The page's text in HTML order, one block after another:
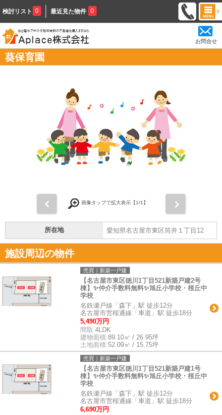
検討リスト 0 最近見た物件 0
お問合せ
葵保育園
画像タップで拡大表示【1/1】
所在地 愛知県名古屋市東区筒井１丁目12
施設周辺の物件
売買｜新築一戸建
【名古屋市東区徳川1丁目521新築戸建2号
棟】✨️仲介手数料無料✨️旭丘小学校・桜丘中
学校
名鉄瀬戸線「森下」駅 徒歩12分
名古屋市営桜通線「車道」駅 徒歩18分
5,490万円
間取:4LDK
建物面積:89.10㎡ / 26.95坪
土地面積:52.09㎡ / 15.75坪
売買｜新築一戸建
【名古屋市東区徳川1丁目521新築戸建1号
棟】✨️仲介手数料無料✨️旭丘小学校・桜丘中
学校
名鉄瀬戸線「森下」駅 徒歩12分
名古屋市営桜通線「車道」駅 徒歩18分
6,690万円